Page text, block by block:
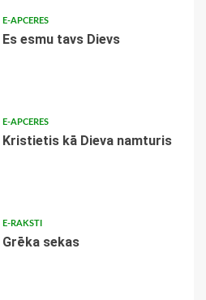
E-APCERES
Es esmu tavs Dievs
E-APCERES
Kristietis kā Dieva namturis
E-RAKSTI
Grēka sekas